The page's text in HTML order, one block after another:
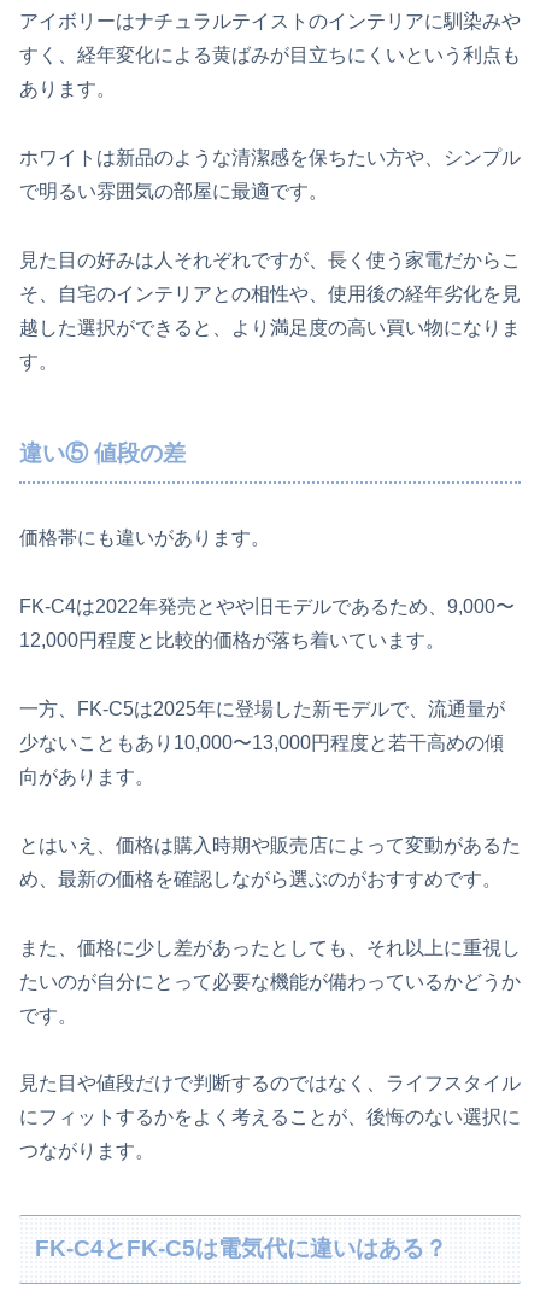
アイボリーはナチュラルテイストのインテリアに馴染みや
すく、経年変化による黄ばみが目立ちにくいという利点も
あります。
ホワイトは新品のような清潔感を保ちたい方や、シンプル
で明るい雰囲気の部屋に最適です。
見た目の好みは人それぞれですが、長く使う家電だからこ
そ、自宅のインテリアとの相性や、使用後の経年劣化を見
越した選択ができると、より満足度の高い買い物になりま
す。
違い⑤ 値段の差
価格帯にも違いがあります。
FK‑C4は2022年発売とやや旧モデルであるため、9,000〜
12,000円程度と比較的価格が落ち着いています。
一方、FK‑C5は2025年に登場した新モデルで、流通量が
少ないこともあり10,000〜13,000円程度と若干高めの傾
向があります。
とはいえ、価格は購入時期や販売店によって変動があるた
め、最新の価格を確認しながら選ぶのがおすすめです。
また、価格に少し差があったとしても、それ以上に重視し
たいのが自分にとって必要な機能が備わっているかどうか
です。
見た目や値段だけで判断するのではなく、ライフスタイル
にフィットするかをよく考えることが、後悔のない選択に
つながります。
FK‑C4とFK‑C5は電気代に違いはある？